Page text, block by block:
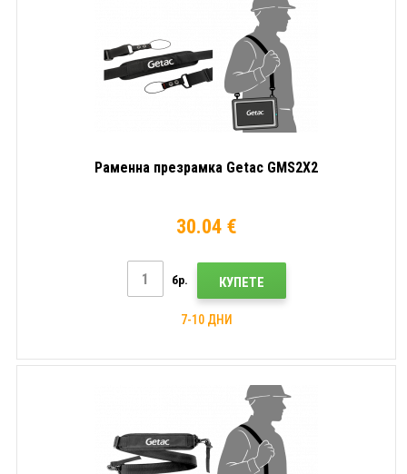
Раменна презрамка Getac GMS2X2
30.04 €
бр. КУПЕТЕ
7-10 ДНИ